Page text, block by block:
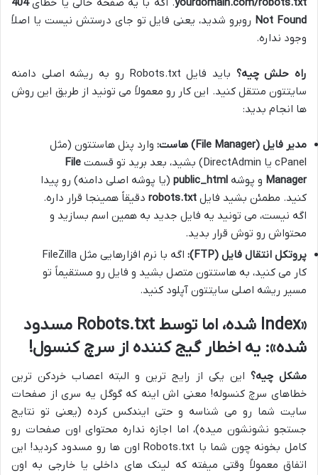
yourdomain.com/robots.txt. اگه با یه صفحه خالی یا خطای404
Not Found روبرو شدید، یعنی فایل تو جای درستش نیست یا اصلاً
وجود نداره.
راه حلش چیه؟
باید فایل Robots.txt رو به ریشه اصلی دامنه
سایتتون منتقل کنید. این کار رو معمولاً می تونید از طریق این روش
ها انجام بدید:
مدیر فایل (File Manager) هاست:
وارد پنل هاستتون (مثل
cPanel یا DirectAdmin) بشید، بعد برید تو قسمت
File
Manager و پوشه public_html (یا پوشه اصلی دامنه) رو پیدا
کنید. مطمئن بشید فایل robots.txt دقیقاً همینجا قرار داره.
اگه نیست، می تونید یه فایل جدید به همین اسم بسازید و
محتواش رو توش قرار بدید.
پروتکل انتقال فایل (FTP):
اگه با نرم افزارهایی مثل FileZilla
کار می کنید، به هاستتون متصل بشید و فایل رو مستقیماً تو
مسیر ریشه اصلی سایتتون آپلود کنید.
«Index شده، اما توسط Robots.txt مسدود
شده»: یه اخطار گیج کننده از سرچ کنسول!
مشکل چیه؟ این یکی از رایج ترین و البته اعصاب خردکن ترین
خطاهای سرچ کنسوله! معنی اش اینه که گوگل یه سری از صفحات
سایت شما رو می شناسه و حتی ایندکس کرده (یعنی تو نتایج
جستجو نشونشون میده)، اما اجازه نداره محتوای اون صفحات رو
کامل بخونه چون شما با Robots.txt اون ها رو مسدود کردید! این
اتفاق معمولاً وقتی میفته که لینک های داخلی یا خارجی به اون